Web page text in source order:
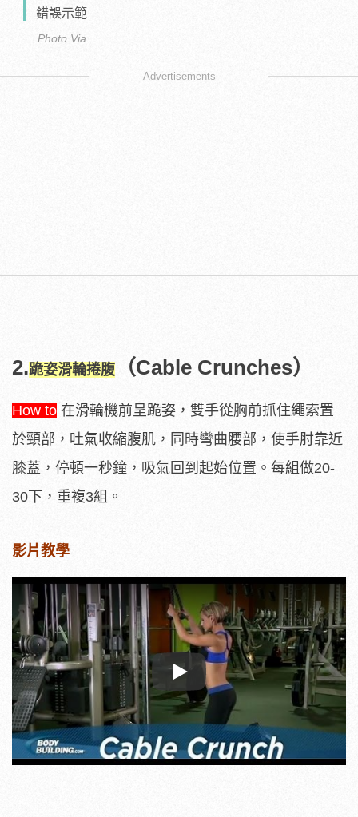
錯誤示範
Photo Via
Advertisements
2.跪姿滑輪捲腹 （Cable Crunches）
How to 在滑輪機前呈跪姿，雙手從胸前抓住繩索置
於頸部，吐氣收縮腹肌，同時彎曲腰部，使手肘靠近
膝蓋，停頓一秒鐘，吸氣回到起始位置。每組做20-
30下，重複3組。
影片教學
Play